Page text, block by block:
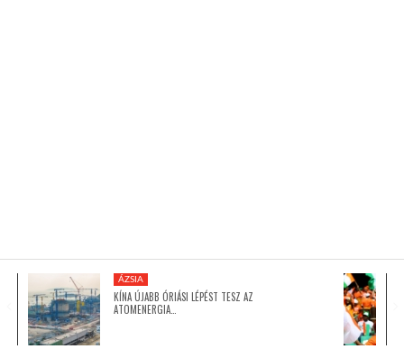
GLOBOTV BP
ÁZSIA
KÍNA ÚJABB ÓRIÁSI LÉPÉST TESZ AZ
ATOMENERGIA…